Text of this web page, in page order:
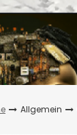
Allgemein